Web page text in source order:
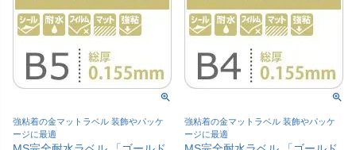
強粘着の金マットラベル 装飾やパッケ
ージに最適
強粘着の金マットラベル 装飾やパッケ
ージに最適